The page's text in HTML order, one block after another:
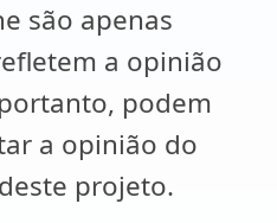
são apenas
a opinião
podem
a opinião do
projeto.